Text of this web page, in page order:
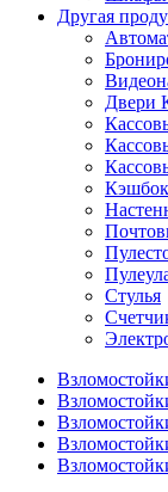
Другая
Двери
Стулья